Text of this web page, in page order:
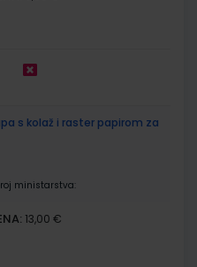
s kolaž i raster papirom za
ministarstva:
13,00 €